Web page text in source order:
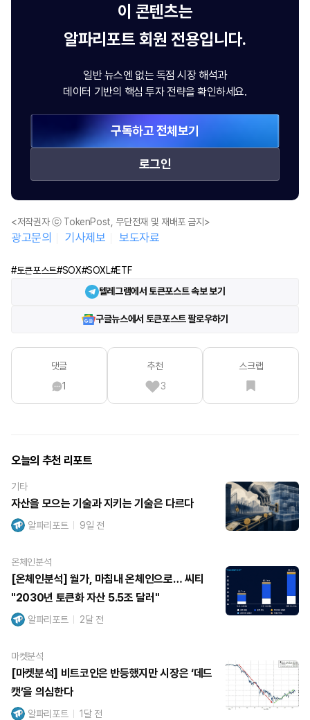
이 콘텐츠는
알파리포트 회원 전용입니다.
일반 뉴스엔 없는 독점 시장 해석과
데이터 기반의 핵심 투자 전략을 확인하세요.
구독하고 전체보기
로그인
<저작권자 ⓒ TokenPost, 무단전재 및 재배포 금지>
광고문의 기사제보 보도자료
#토큰포스트#SOX#SOXL#ETF
텔레그램에서 토큰포스트 속보 보기
구글뉴스에서 토큰포스트 팔로우하기
댓글
1
추천
3
스크랩
오늘의 추천 리포트
기타
자산을 모으는 기술과 지키는 기술은 다르다
알파리포트 9일 전
온체인분석
[온체인분석] 월가, 마침내 온체인으로… 씨티
"2030년 토큰화 자산 5.5조 달러"
알파리포트 2달 전
마켓분석
[마켓분석] 비트코인은 반등했지만 시장은 ‘데드
캣’을 의심한다
알파리포트 1달 전